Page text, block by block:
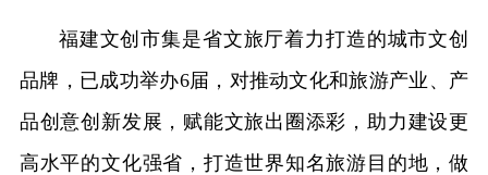
福建文创市集是省文旅厅着力打造的城市文创
品牌，已成功举办6届，对推动文化和旅游产业、产
品创意创新发展，赋能文旅出圈添彩，助力建设更
高水平的文化强省，打造世界知名旅游目的地，做